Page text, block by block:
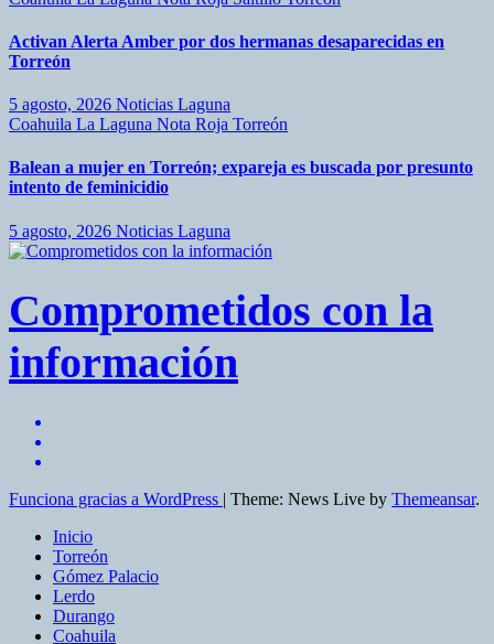
Activan Alerta Amber por dos hermanas desaparecidas en
Torreón
5 agosto, 2026 Noticias Laguna
Coahuila La Laguna Nota Roja Torreón
Balean a mujer en Torreón; expareja es buscada por presunto
intento de feminicidio
5 agosto, 2026 Noticias Laguna
Comprometidos con la
información
Funciona gracias a WordPress | Theme: News Live by Themeansar.
Inicio
Torreón
Gómez Palacio
Lerdo
Durango
Coahuila